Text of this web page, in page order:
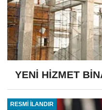
YENİ HİZMET
RESMİ İLANDIR